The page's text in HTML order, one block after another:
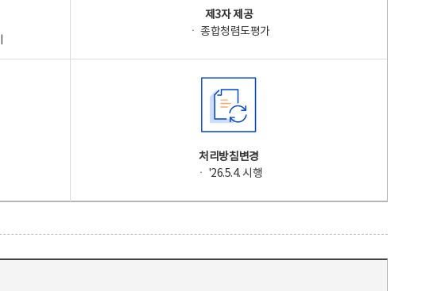
제3자 제공
ㆍ 종합청렴도평가
처리방침변경
ㆍ '26.5.4. 시행